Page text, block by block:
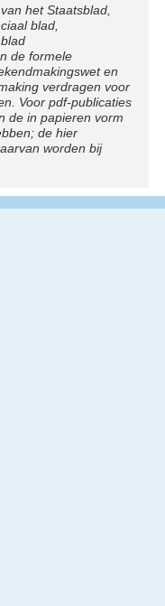
het Staatsblad,
blad,
de formele
en
verdragen voor
Voor pdf-publicaties
de in papieren vorm
de hier
worden bij